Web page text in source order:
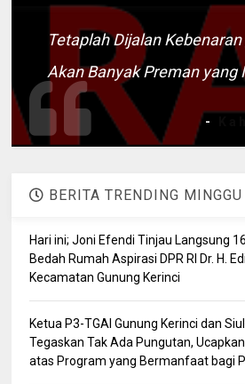
Tetaplah Dijalan
Akan Banyak Preman yang
-
BERITA TRENDING
Hari ini; Joni Efendi Tinjau Langsung
Bedah Rumah Aspirasi DPR RI Dr. H.
Kecamatan Gunung Kerinci
Ketua P3-TGAI Gunung Kerinci dan
Tegaskan Tak Ada Pungutan,
atas Program yang Bermanfaat bagi